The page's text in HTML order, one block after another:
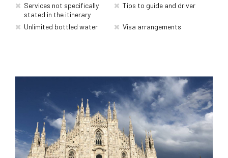
Services not specifically
stated in the itinerary
Tips to guide and driver
Unlimited bottled water Visa arrangements